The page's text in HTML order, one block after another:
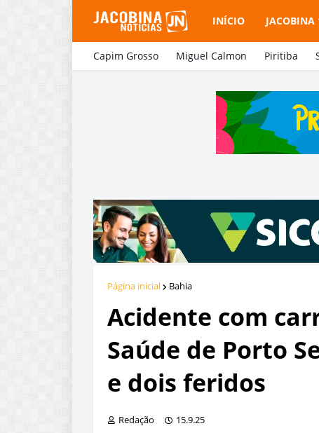
INÍCIO JACOBINA
Capim Grosso Miguel Calmon Piritiba
Página inicial Bahia
Acidente com
Saúde de Porto
e dois feridos
Redação 15.9.25